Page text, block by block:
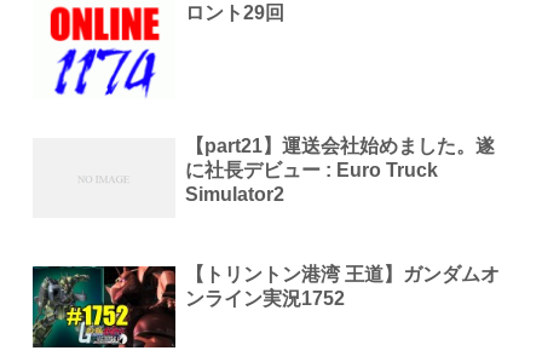
ロント29回
【part21】運送会社始めました。遂
に社長デビュー : Euro Truck
Simulator2
【トリントン港湾 王道】ガンダムオ
ンライン実況1752